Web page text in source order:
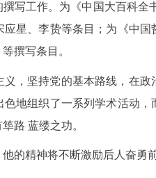
写工作。为《中国大百科全
星、李贽等条目；为《中
撰写条目。
，坚持党的基本路线，在政
地组织了一系列学术活动
路 蓝缕之功。
的精神将不断激励后人奋勇前